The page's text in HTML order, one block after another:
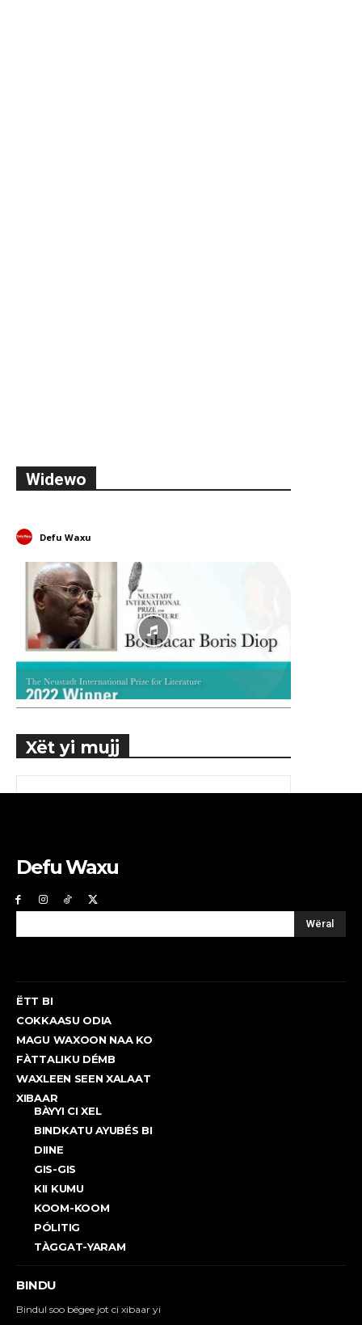
Widewo
Defu Waxu
Xët yi mujj
Defu Waxu
Wëral
ËTT BI
COKKAASU ODIA
MAGU WAXOON NAA KO
FÀTTALIKU DÉMB
WAXLEEN SEEN XALAAT
XIBAAR
BÀYYI CI XEL
BINDKATU AYUBÉS BI
DIINE
GIS-GIS
KII KUMU
KOOM-KOOM
PÓLITIG
TÀGGAT-YARAM
BINDU
Bindul soo bëgee jot ci xibaar yi